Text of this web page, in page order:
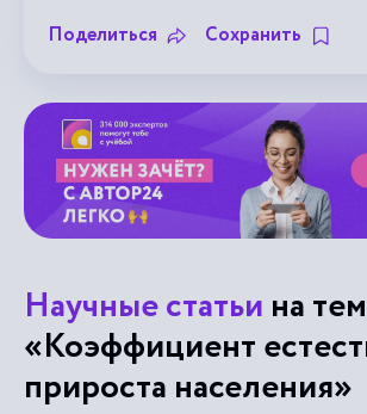
Поделиться Сохранить
Научные статьи на
«Коэффициент
прироста населения»